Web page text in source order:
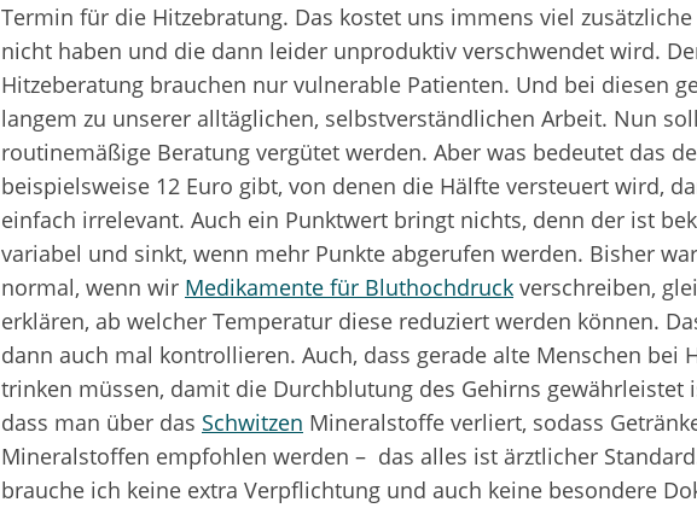
Termin für die Hitzebratung. Das kostet uns immens viel
nicht haben und die dann leider unproduktiv verschwendet wird.
Hitzeberatung brauchen nur vulnerable Patienten. Und bei diesen
langem zu unserer alltäglichen, selbstverständlichen Arbeit. Nun
routinemäßige Beratung vergütet werden. Aber was bedeutet das
beispielsweise 12 Euro gibt, von denen die Hälfte versteuert wird,
einfach irrelevant. Auch ein Punktwert bringt nichts, denn der ist
variabel und sinkt, wenn mehr Punkte abgerufen werden. Bisher
normal, wenn wir Medikamente für Bluthochdruck verschreiben,
erklären, ab welcher Temperatur diese reduziert werden können.
dann auch mal kontrollieren. Auch, dass gerade alte Menschen bei
trinken müssen, damit die Durchblutung des Gehirns gewährleistet
dass man über das Schwitzen Mineralstoffe verliert, sodass
Mineralstoffen empfohlen werden – das alles ist ärztlicher
brauche ich keine extra Verpflichtung und auch keine besondere